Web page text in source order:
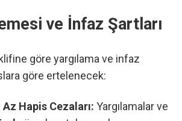
ve İnfaz Şartları
göre yargılama ve infaz
göre ertelenecek:
Az Hapis Cezaları: Yargılamalar ve